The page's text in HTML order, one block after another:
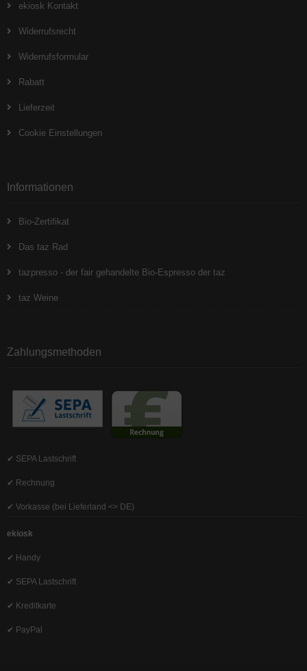
ekiosk Kontakt
Widerrufsrecht
Widerrufsformular
Rabatt
Lieferzeit
Cookie Einstellungen
Informationen
Bio-Zertifikat
Das taz Rad
tazpresso - der fair gehandelte Bio-Espresso der taz
taz Weine
Zahlungsmethoden
✔ SEPA Lastschrift
✔ Rechnung
✔ Vorkasse (bei Lieferland <> DE)
ekiosk
✔ Handy
✔ SEPA Lastschrift
✔ Kreditkarte
✔ PayPal